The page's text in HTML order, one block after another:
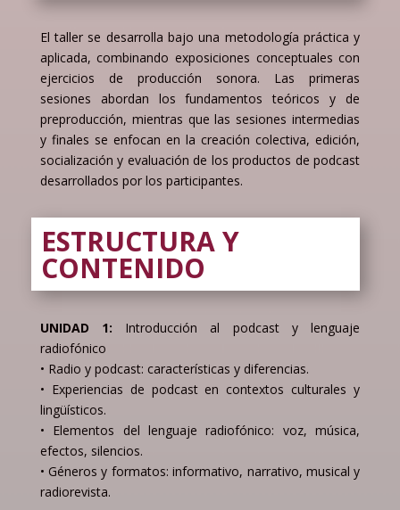
El taller se desarrolla bajo una metodología práctica y
aplicada, combinando exposiciones conceptuales con
ejercicios de producción sonora. Las primeras
sesiones abordan los fundamentos teóricos y de
preproducción, mientras que las sesiones intermedias
y finales se enfocan en la creación colectiva, edición,
socialización y evaluación de los productos de podcast
desarrollados por los participantes.
ESTRUCTURA Y
CONTENIDO
UNIDAD 1: Introducción al podcast y lenguaje
radiofónico
• Radio y podcast: características y diferencias.
• Experiencias de podcast en contextos culturales y
lingüísticos.
• Elementos del lenguaje radiofónico: voz, música,
efectos, silencios.
• Géneros y formatos: informativo, narrativo, musical y
radiorevista.